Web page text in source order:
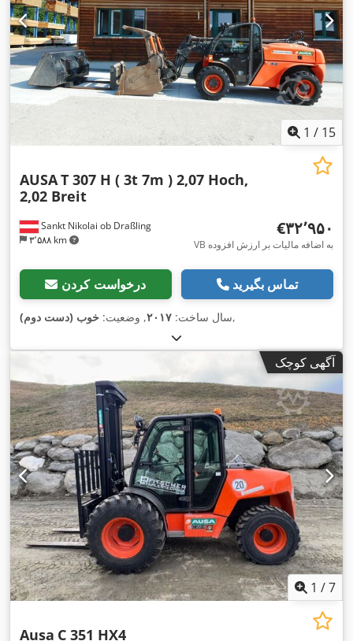
1 / 15
Sankt Nikolai ob Draßling
۳٬۵۸۸ km
AUSAT 307 H ( 3t 7m ) 2,07 Hoch,
2,02 Breit
‎€۳۲٬۹۵۰
VB به اضافه مالیات بر ارزش افزوده
درخواست کردن تماس بگیرید
سال ساخت: ۲۰۱۷, وضعیت: خوب (دست دوم) ,
آگهی کوچک
1 /7
Ausa C 351 HX4